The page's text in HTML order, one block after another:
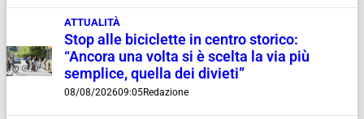
ATTUALITÀ
Stop alle biciclette in centro storico:
“Ancora una volta si è scelta la via più
semplice, quella dei divieti”
08/08/202609:05Redazione